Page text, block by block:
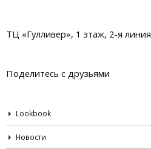
ТЦ «Гулливер», 1 этаж, 2-я линия
Поделитесь с друзьями
Lookbook
Новости